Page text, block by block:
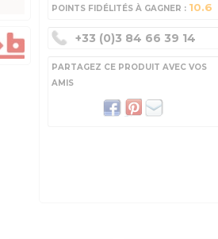
POINTS FIDÉLITÉS À GAGNER : 10.6
+33 (0)3 84 66 39 14
PARTAGEZ CE PRODUIT AVEC VOS
AMIS